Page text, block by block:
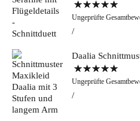
Bewertet mit
5.00von 5
Ungeprüfte
Daalia
Bewertet mit
5.00von 5
Ungeprüfte